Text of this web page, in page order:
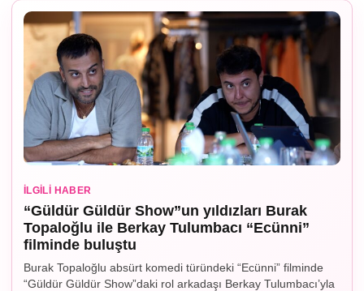
İLGILI HABER
“Güldür Güldür Show”un yıldızları Burak
Topaloğlu ile Berkay Tulumbacı “Ecünni”
filminde buluştu
Burak Topaloğlu absürt komedi türündeki “Ecünni” filminde
“Güldür Güldür Show”daki rol arkadaşı Berkay Tulumbacı’yla